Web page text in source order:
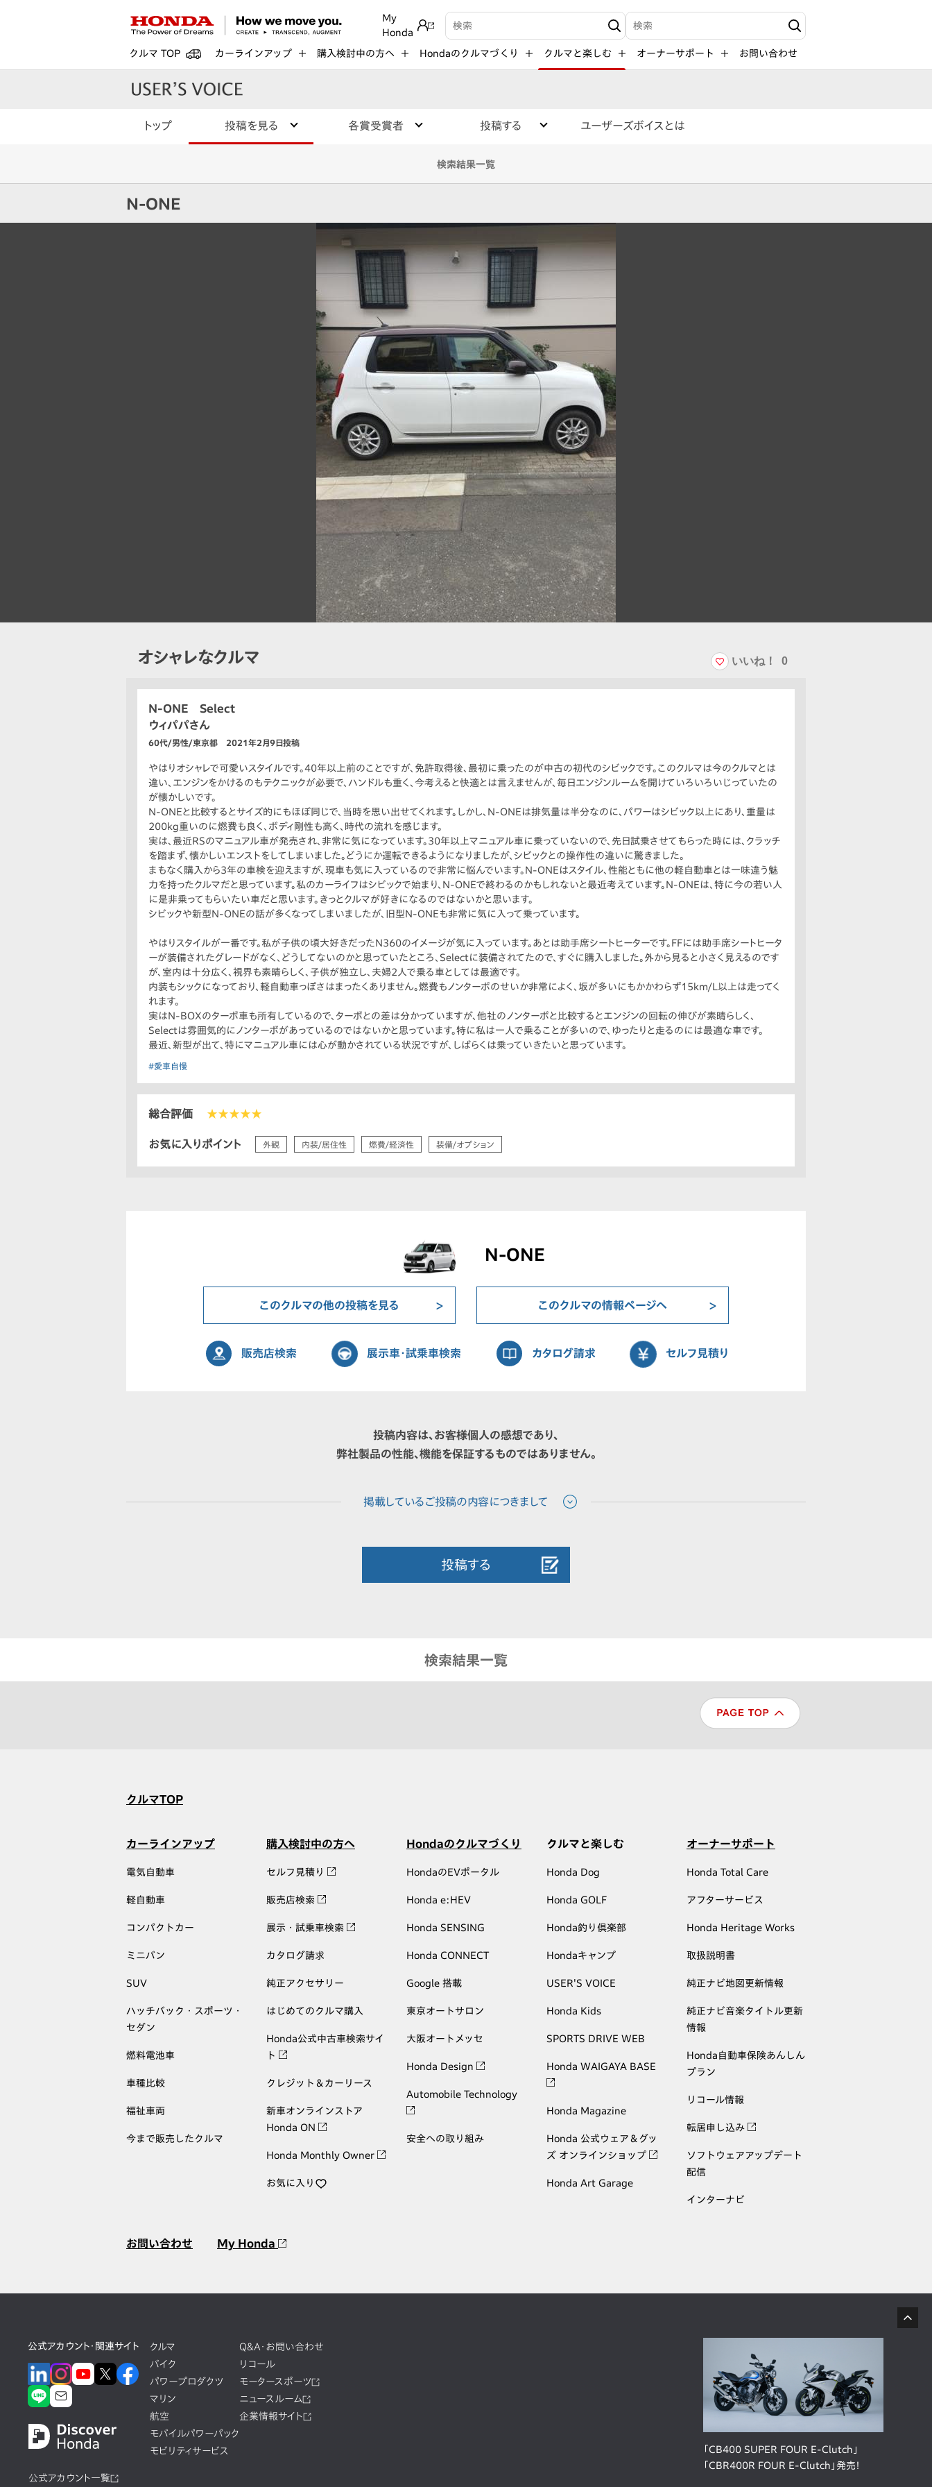
My
Honda
検索キーワード入力 検索キーワード入力
クルマ TOP カーラインアップ 購入検討中の方へ Hondaのクルマづくり クルマと楽しむ オーナーサポート お問い合わせ
トップ 投稿を見る 各賞受賞者 投稿する ユーザーズボイスとは
検索結果一覧
N-ONE
オシャレなクルマ いいね！ 0
N-ONE Select
ウィパパさん
60代/男性/東京都 2021年2月9日投稿
やはりオシャレで可愛いスタイルです。40年以上前のことですが、免許取得後、最初に乗ったのが中古の初代のシビックです。このクルマは今のクルマとは
違い、エンジンをかけるのもテクニックが必要で、ハンドルも重く、今考えると快適とは言えませんが、毎日エンジンルームを開けていろいろいじっていたの
が懐かしいです。
N-ONEと比較するとサイズ的にもほぼ同じで、当時を思い出せてくれます。しかし、N-ONEは排気量は半分なのに、パワーはシビック以上にあり、重量は
200kg重いのに燃費も良く、ボディ剛性も高く、時代の流れを感じます。
実は、最近RSのマニュアル車が発売され、非常に気になっています。30年以上マニュアル車に乗っていないので、先日試乗させてもらった時には、クラッチ
を踏まず、懐かしいエンストをしてしまいました。どうにか運転できるようになりましたが、シビックとの操作性の違いに驚きました。
まもなく購入から3年の車検を迎えますが、現車も気に入っているので非常に悩んでいます。N-ONEはスタイル、性能ともに他の軽自動車とは一味違う魅
力を持ったクルマだと思っています。私のカーライフはシビックで始まり、N-ONEで終わるのかもしれないと最近考えています。N-ONEは、特に今の若い人
に是非乗ってもらいたい車だと思います。きっとクルマが好きになるのではないかと思います。
シビックや新型N-ONEの話が多くなってしまいましたが、旧型N-ONEも非常に気に入って乗っています。
やはりスタイルが一番です。私が子供の頃大好きだったN360のイメージが気に入っています。あとは助手席シートヒーターです。FFには助手席シートヒータ
ーが装備されたグレードがなく、どうしてないのかと思っていたところ、Selectに装備されてたので、すぐに購入しました。外から見ると小さく見えるのです
が、室内は十分広く、視界も素晴らしく、子供が独立し、夫婦2人で乗る車としては最適です。
内装もシックになっており、軽自動車っぽさはまったくありません。燃費もノンターボのせいか非常によく、坂が多いにもかかわらず15km/L以上は走ってく
れます。
実はN-BOXのターボ車も所有しているので、ターボとの差は分かっていますが、他社のノンターボと比較するとエンジンの回転の伸びが素晴らしく、
Selectは雰囲気的にノンターボがあっているのではないかと思っています。特に私は一人で乗ることが多いので、ゆったりと走るのには最適な車です。
最近、新型が出て、特にマニュアル車には心が動かされている状況ですが、しばらくは乗っていきたいと思っています。
#愛車自慢
総合評価 ★★★★★
お気に入りポイント 外観 内装/居住性 燃費/経済性 装備/オプション
N-ONE
このクルマの他の投稿を見る このクルマの情報ページへ
販売店検索 展示車・試乗車検索 カタログ請求 セルフ見積り
投稿内容は、お客様個人の感想であり、
弊社製品の性能、機能を保証するものではありません。
投稿する
検索結果一覧
クルマTOP
カーラインアップ
電気自動車
軽自動車
コンパクトカー
ミニバン
SUV
ハッチバック・スポーツ・
セダン
燃料電池車
車種比較
福祉車両
今まで販売したクルマ
購入検討中の方へ
セルフ見積り
販売店検索
展示・試乗車検索
カタログ請求
純正アクセサリー
はじめてのクルマ購入
Honda公式中古車検索サイ
ト
クレジット＆カーリース
新車オンラインストア
Honda ON
Honda Monthly Owner
お気に入り
Hondaのクルマづくり
HondaのEVポータル
Honda e:HEV
Honda SENSING
Honda CONNECT
Google 搭載
東京オートサロン
大阪オートメッセ
Honda Design
Automobile Technology
安全への取り組み
クルマと楽しむ
Honda Dog
Honda GOLF
Honda釣り倶楽部
Hondaキャンプ
USER'S VOICE
Honda Kids
SPORTS DRIVE WEB
Honda WAIGAYA BASE
Honda Magazine
Honda 公式ウェア＆グッ
ズ オンラインショップ
Honda Art Garage
オーナーサポート
Honda Total Care
アフターサービス
Honda Heritage Works
取扱説明書
純正ナビ地図更新情報
純正ナビ音楽タイトル更新
情報
Honda自動車保険あんしん
プラン
リコール情報
転居申し込み
ソフトウェアアップデート
配信
インターナビ
お問い合わせ My Honda
公式アカウント・関連サイト
公式アカウント一覧
クルマ
バイク
パワープロダクツ
マリン
航空
モバイルパワーパック
モビリティサービス
Q&A・お問い合わせ
リコール
モータースポーツ
ニュースルーム
企業情報サイト
「CB400 SUPER FOUR E-Clutch」
「CBR400R FOUR E-Clutch」発売！